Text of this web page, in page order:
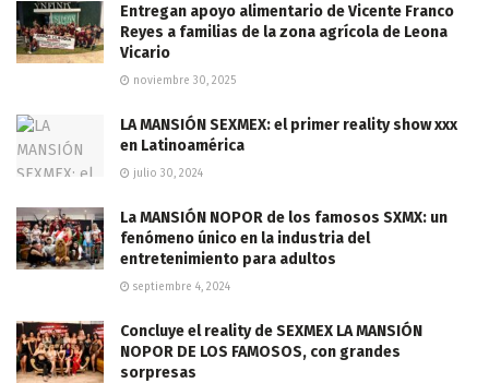
Entregan apoyo alimentario de Vicente Franco
Reyes a familias de la zona agrícola de Leona
Vicario
noviembre 30, 2025
LA MANSIÓN SEXMEX: el primer reality show xxx
en Latinoamérica
julio 30, 2024
La MANSIÓN NOPOR de los famosos SXMX: un
fenómeno único en la industria del
entretenimiento para adultos
septiembre 4, 2024
Concluye el reality de SEXMEX LA MANSIÓN
NOPOR DE LOS FAMOSOS, con grandes
sorpresas